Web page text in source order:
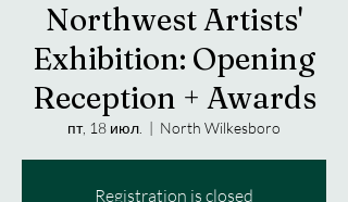
Northwest Artists'
Exhibition: Opening
Reception + Awards
пт, 18 июл.
  |
North Wilkesboro
Registration is closed